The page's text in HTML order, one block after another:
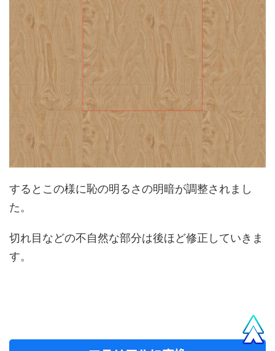
するとこの様に恥の明るさの明暗が調整されまし
た。
切れ目などの不自然な部分は後ほど修正していきま
す。